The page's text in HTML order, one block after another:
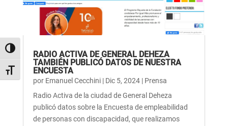
Alternar alto contraste
Alternar tamaño de letra
RADIO ACTIVA DE GENERAL DEHEZA
TAMBIÉN PUBLICÓ DATOS DE NUESTRA
ENCUESTA
por Emanuel Cecchini| Dic 5, 2024| Prensa
Radio Activa de la ciudad de General Deheza
publicó datos sobre la Encuesta de empleabilidad
de personas con discapacidad, que realizamos